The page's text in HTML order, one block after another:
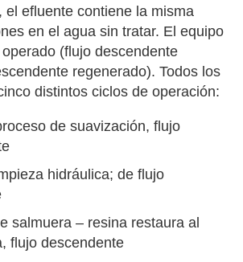
el efluente contiene la misma
en el agua sin tratar. El equipo
(flujo descendente
regenerado). Todos los
distintos ciclos de operación:
de suavización, flujo
hidráulica; de flujo
salmuera – resina restaura al
flujo descendente